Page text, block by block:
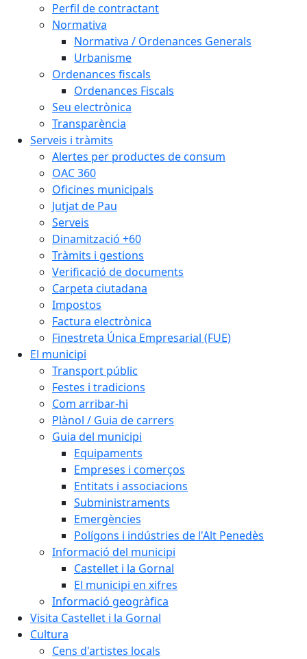
Perfil de contractant
Normativa
Normativa / Ordenances Generals
Urbanisme
Ordenances fiscals
Ordenances Fiscals
Seu electrònica
Transparència
Serveis i tràmits
Alertes per productes de consum
OAC 360
Oficines municipals
Jutjat de Pau
Serveis
Dinamització +60
Tràmits i gestions
Verificació de documents
Carpeta ciutadana
Impostos
Factura electrònica
Finestreta Única Empresarial (FUE)
El municipi
Transport públic
Festes i tradicions
Com arribar-hi
Plànol / Guia de carrers
Guia del municipi
Equipaments
Empreses i comerços
Entitats i associacions
Subministraments
Emergències
Polígons i indústries de l'Alt Penedès
Informació del municipi
Castellet i la Gornal
El municipi en xifres
Informació geogràfica
Visita Castellet i la Gornal
Cultura
Cens d'artistes locals